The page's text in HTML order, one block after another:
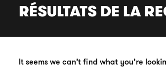
RÉSULTATS DE LA
It seems we can’t find what you’re